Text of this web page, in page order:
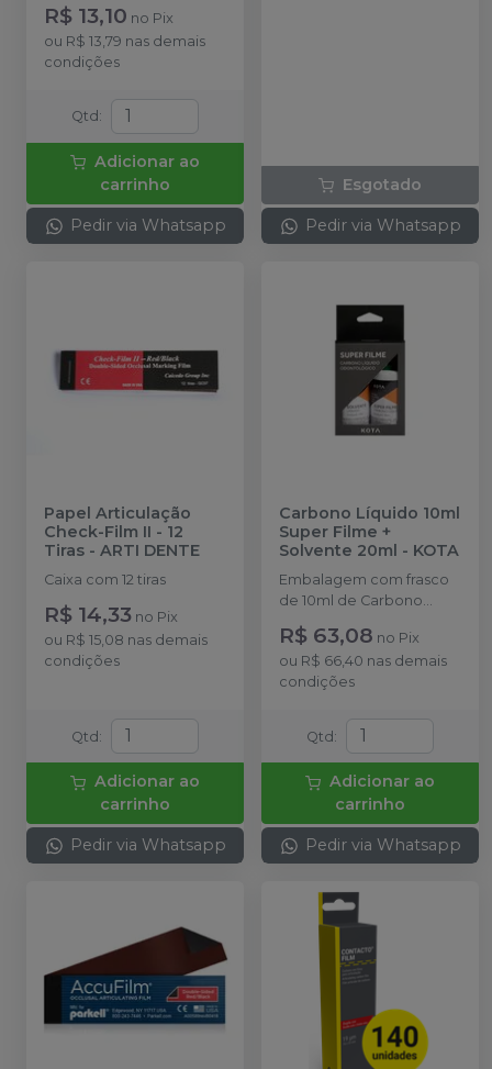
R$ 13,10 no Pix
ou R$ 13,79 nas demais
condições
Qtd :
Adicionar ao
carrinho
Pedir via Whatsapp
Esgotado
Pedir via Whatsapp
Papel Articulação
Check-Film II - 12
Tiras - ARTI DENTE
Caixa com 12 tiras
R$ 14,33 no Pix
ou R$ 15,08 nas demais
condições
Qtd :
Adicionar ao
carrinho
Pedir via Whatsapp
Carbono Líquido 10ml
Super Filme +
Solvente 20ml - KOTA
Embalagem com frasco
de 10ml de Carbono
líquido + solvente com
20ml.
R$ 63,08 no Pix
ou R$ 66,40 nas demais
condições
Qtd :
Adicionar ao
carrinho
Pedir via Whatsapp